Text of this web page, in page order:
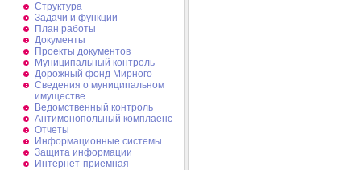
Структура
Задачи и функции
План работы
Документы
Проекты документов
Муниципальный контроль
Дорожный фонд Мирного
Cведения о муниципальном
имуществе
Ведомственный контроль
Антимонопольный комплаенс
Отчеты
Информационные системы
Защита информации
Интернет-приемная